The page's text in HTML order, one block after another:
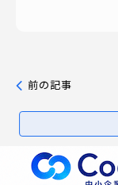
前の記事